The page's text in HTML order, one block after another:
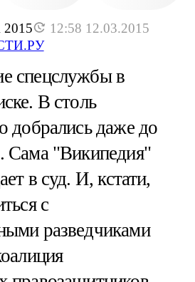
12:58 12.03.2015
спецслужбы в
В столь
добрались даже до
Сама "Википедия"
в суд. И, кстати,
с
разведчиками